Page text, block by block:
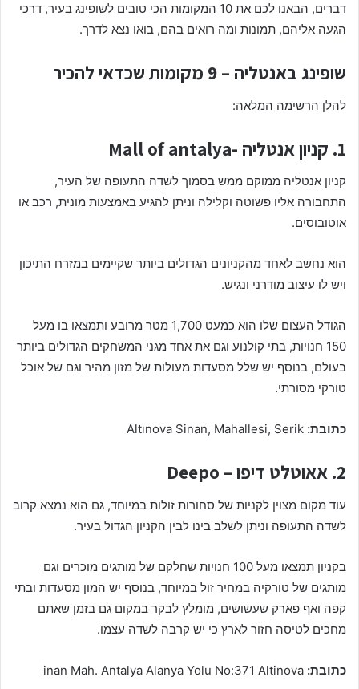
דברים, הבאנו לכם את 10 המקומות הכי טובים לשופינג בעיר, דרכי
הגעה אליהם, תמונות ומה רואים בהם, בואו נצא לדרך.
שופינג באנטליה – 9 מקומות שכדאי להכיר
להלן הרשימה המלאה:
1. קניון אנטליה -Mall of antalya
קניון אנטליה ממוקם ממש בסמוך לשדה התעופה של העיר,
התחבורה אליו פשוטה וקלילה וניתן להגיע באמצעות מונית, רכב או
אוטובוסים.
הוא נחשב לאחד מהקניונים הגדולים ביותר שקיימים במזרח התיכון
ויש לו עיצוב מודרני ונגיש.
הגודל העצום שלו הוא כמעט 1,700 מטר מרובע ותמצאו בו מעל
150 חנויות, בתי קולנוע וגם את אחד מגני המשחקים הגדולים ביותר
בעולם, בנוסף יש שלל מסעדות מעולות של מזון מהיר וגם של אוכל
טורקי מסורתי.
כתובת: Altınova Sinan, Mahallesi, Serik
2. אאוטלט דיפו – Deepo
עוד מקום מצוין לקניות של סחורות זולות במיוחד, גם הוא נמצא קרוב
לשדה התעופה וניתן לשלב בינו לבין הקניון הגדול בעיר.
בקניון תמצאו מעל 100 חנויות שחלקם של מותגים מוכרים וגם
מותגים של טורקיה במחיר זול במיוחד, בנוסף יש המון מסעדות ובתי
קפה ואף פארק שעשושים, מומלץ לבקר במקום גם בזמן שאתם
מחכים לטיסה חזור לארץ כי יש קרבה לשדה עצמו.
כתובת: